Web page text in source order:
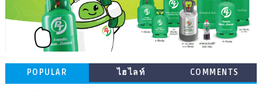
POPULAR ไฮไลท์ COMMENTS